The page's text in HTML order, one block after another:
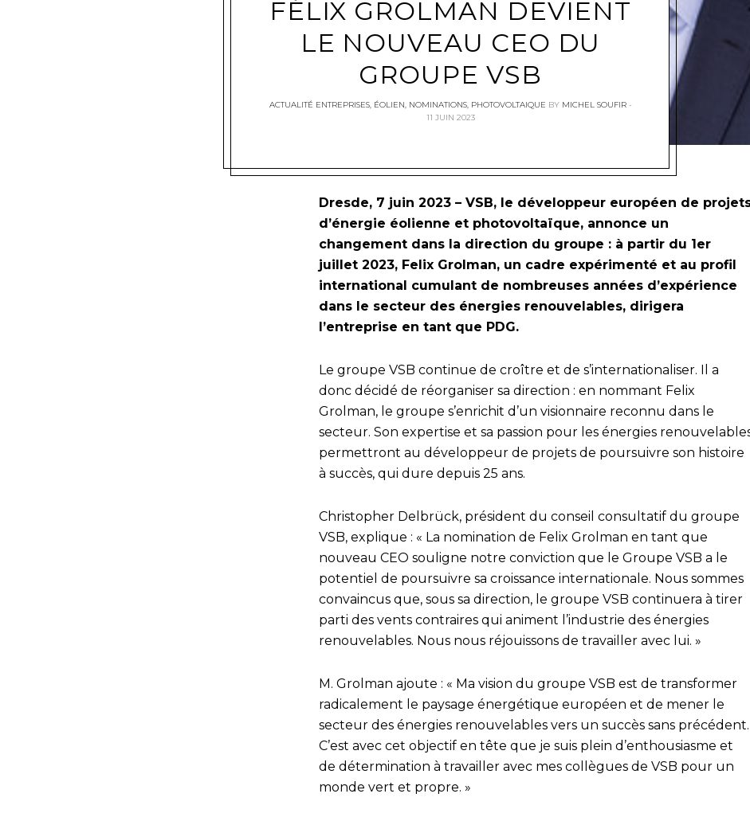
FÉLIX GROLMAN DEVIENT
LE NOUVEAU CEO DU
GROUPE VSB
ACTUALITÉ ENTREPRISES, ÉOLIEN NOMINATIONS, PHOTOVOLTAIQUE BY MICHEL SOUFIR
11 JUIN 2023
Dresde, 7 juin 2023 – VSB, le développeur européen de
d’énergie éolienne et photovoltaïque, annonce un
changement dans la direction du groupe : à partir du 1er
juillet 2023, Felix Grolman, un cadre expérimenté et au profil
international cumulant de nombreuses années d’expérience
dans le secteur des énergies renouvelables, dirigera
l’entreprise en tant que PDG.
Le groupe VSB continue de croître et de s’internationaliser. Il a
donc décidé de réorganiser sa direction : en nommant Felix
Grolman, le groupe s’enrichit d’un visionnaire reconnu dans le
secteur. Son expertise et sa passion pour les énergies
permettront au développeur de projets de poursuivre son histoire
à succès, qui dure depuis 25 ans.
Christopher Delbrück, président du conseil consultatif du groupe
VSB, explique : « La nomination de Felix Grolman en tant que
nouveau CEO souligne notre conviction que le Groupe VSB a le
potentiel de poursuivre sa croissance internationale. Nous sommes
convaincus que, sous sa direction, le groupe VSB continuera à tirer
parti des vents contraires qui animent l’industrie des énergies
renouvelables. Nous nous réjouissons de travailler avec lui. »
M. Grolman ajoute : « Ma vision du groupe VSB est de transformer
radicalement le paysage énergétique européen et de mener le
secteur des énergies renouvelables vers un succès sans précédent.
C’est avec cet objectif en tête que je suis plein d’enthousiasme et
de détermination à travailler avec mes collègues de VSB pour un
monde vert et propre. »